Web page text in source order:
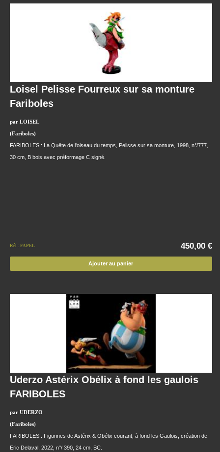
Loisel Pelisse Fourreux sur sa monture
Fariboles
par LOISEL
(Fariboles)
FARIBOLES : La Quête de l'oiseau du temps, Pelisse sur sa monture, 1998, n°/777,
30 cm, B bois avec préformage C signé.
Réf : FAPEL 450,00 €
Ajouter au panier
Uderzo Astérix Obélix à fond les gaulois
FARIBOLES
par UDERZO
(Fariboles)
FARIBOLES : Figurines de Astérix & Obélix courant, à fond les Gaulois, création de
Eric Delaval, 2022, n°/ 390, 24 cm, BC.